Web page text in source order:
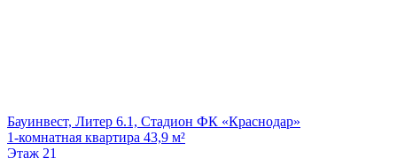
Бауинвест, Литер 6.1, Стадион ФК «Краснодар»
1-комнатная квартира 43,9 м²
Этаж 21